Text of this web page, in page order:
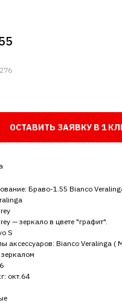
ОСТАВИТЬ ЗАЯВКУ В 1
Браво-1.55 Bianco
— зеркало в цвете "графит".
S
аксессуаров: Bianco Veralinga (
окт.64